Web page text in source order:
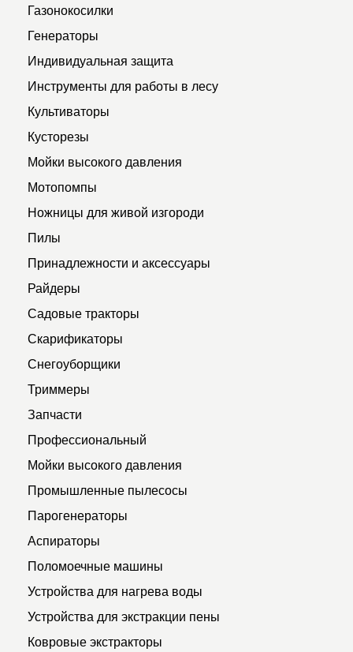
Газонокосилки
Генераторы
Индивидуальная защита
Инструменты для работы в лесу
Культиваторы
Кусторезы
Мойки высокого давления
Мотопомпы
Ножницы для живой изгороди
Пилы
Принадлежности и аксессуары
Райдеры
Садовые тракторы
Скарификаторы
Снегоуборщики
Триммеры
Запчасти
Профессиональный
Мойки высокого давления
Промышленные пылесосы
Парогенераторы
Аспираторы
Поломоечные машины
Устройства для нагрева воды
Устройства для экстракции пены
Ковровые экстракторы